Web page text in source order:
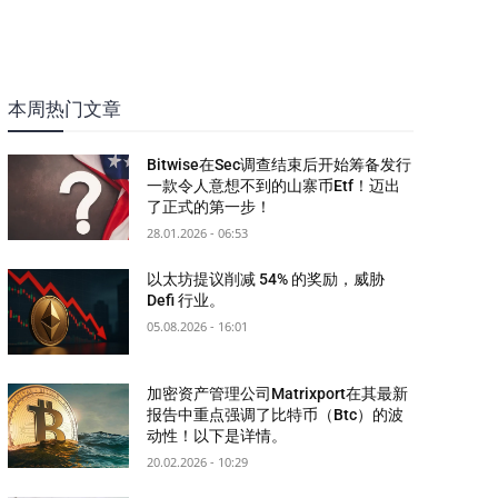
本周热门文章
Bitwise在Sec调查结束后开始筹备发行
一款令人意想不到的山寨币Etf！迈出
了正式的第一步！
28.01.2026 - 06:53
以太坊提议削减 54% 的奖励，威胁
Defi 行业。
05.08.2026 - 16:01
加密资产管理公司Matrixport在其最新
报告中重点强调了比特币（Btc）的波
动性！以下是详情。
20.02.2026 - 10:29